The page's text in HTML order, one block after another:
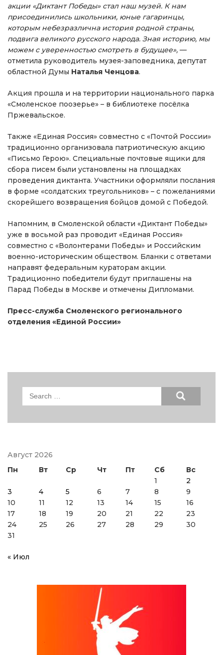
акции «Диктант Победы» стал наш музей. К нам
присоединились школьники, юные гагаринцы,
которым небезразлична история родной страны,
подвига великого русского народа. Зная историю, мы
можем с уверенностью смотреть в будущее», —
отметила руководитель музея-заповедника, депутат
областной Думы Наталья Ченцова.
Акция прошла и на территории национального парка
«Смоленское поозерье» – в библиотеке посёлка
Пржевальское.
Также «Единая Россия» совместно с «Почтой России»
традиционно организовала патриотическую акцию
«Письмо Герою». Специальные почтовые ящики для
сбора писем были установлены на площадках
проведения диктанта. Участники оформляли послания
в форме «солдатских треугольников» – с пожеланиями
скорейшего возвращения бойцов домой с Победой.
Напомним, в Смоленской области «Диктант Победы»
уже в восьмой раз проводит «Единая Россия»
совместно с «Волонтерами Победы» и Российским
военно-историческим обществом. Бланки с ответами
направят федеральным кураторам акции.
Традиционно победители будут приглашены на
Парад Победы в Москве и отмечены Дипломами.
Пресс-служба Смоленского регионального
отделения «Единой России»
Search
Август 2026
Пн
Вт Ср Чт Пт Сб
Вс
1
2
3
4 5 6 7 8
9
10
11 12 13 14 15
16
17
18 19 20 21 22
23
24
25 26 27 28 29
30
31
« Июл